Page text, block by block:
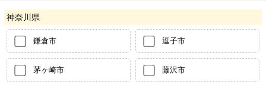
神奈川県
鎌倉市 逗子市
茅ヶ崎市 藤沢市